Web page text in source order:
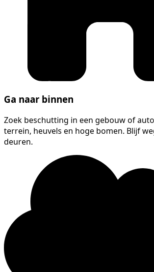
Ga naar binnen
Zoek beschutting in een gebouw of
terrein, heuvels en hoge bomen. Blijf
deuren.